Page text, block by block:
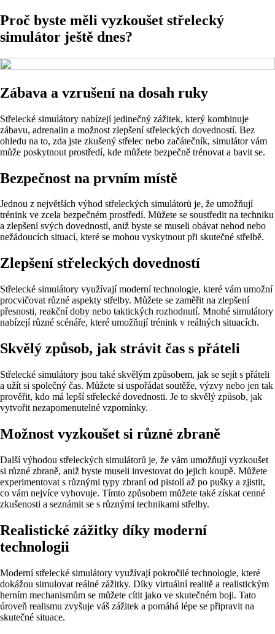
Proč byste měli vyzkoušet střelecký
simulátor ještě dnes?
Zábava a vzrušení na dosah ruky
Střelecké simulátory nabízejí jedinečný zážitek, který kombinuje
zábavu, adrenalin a možnost zlepšení střeleckých dovedností. Bez
ohledu na to, zda jste zkušený střelec nebo začátečník, simulátor vám
může poskytnout prostředí, kde můžete bezpečně trénovat a bavit se.
Bezpečnost na prvním místě
Jednou z největších výhod střeleckých simulátorů je, že umožňují
trénink ve zcela bezpečném prostředí. Můžete se soustředit na techniku
a zlepšení svých dovedností, aniž byste se museli obávat nehod nebo
nežádoucích situací, které se mohou vyskytnout při skutečné střelbě.
Zlepšení střeleckých dovedností
Střelecké simulátory využívají moderní technologie, které vám umožní
procvičovat různé aspekty střelby. Můžete se zaměřit na zlepšení
přesnosti, reakční doby nebo taktických rozhodnutí. Mnohé simulátory
nabízejí různé scénáře, které umožňují trénink v reálných situacích.
Skvělý způsob, jak strávit čas s přáteli
Střelecké simulátory jsou také skvělým způsobem, jak se sejít s přáteli
a užít si společný čas. Můžete si uspořádat soutěže, výzvy nebo jen tak
prověřit, kdo má lepší střelecké dovednosti. Je to skvělý způsob, jak
vytvořit nezapomenutelné vzpomínky.
Možnost vyzkoušet si různé zbraně
Další výhodou střeleckých simulátorů je, že vám umožňují vyzkoušet
si různé zbraně, aniž byste museli investovat do jejich koupě. Můžete
experimentovat s různými typy zbraní od pistolí až po pušky a zjistit,
co vám nejvíce vyhovuje. Tímto způsobem můžete také získat cenné
zkušenosti a seznámit se s různými technikami střelby.
Realistické zážitky díky moderní
technologii
Moderní střelecké simulátory využívají pokročilé technologie, které
dokážou simulovat reálné zážitky. Díky virtuální realitě a realistickým
herním mechanismům se můžete cítit jako ve skutečném boji. Tato
úroveň realismu zvyšuje váš zážitek a pomáhá lépe se připravit na
skutečné situace.